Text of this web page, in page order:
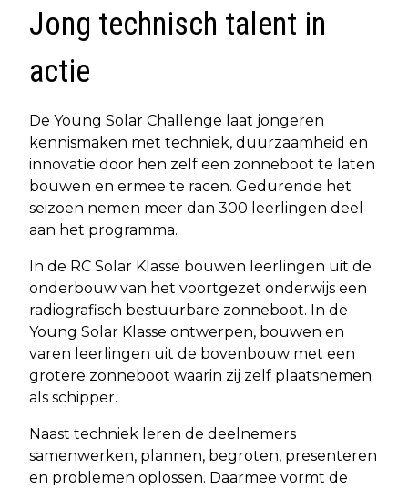
Jong technisch talent in
actie
De Young Solar Challenge laat jongeren
kennismaken met techniek, duurzaamheid en
innovatie door hen zelf een zonneboot te laten
bouwen en ermee te racen. Gedurende het
seizoen nemen meer dan 300 leerlingen deel
aan het programma.
In de RC Solar Klasse bouwen leerlingen uit de
onderbouw van het voortgezet onderwijs een
radiografisch bestuurbare zonneboot. In de
Young Solar Klasse ontwerpen, bouwen en
varen leerlingen uit de bovenbouw met een
grotere zonneboot waarin zij zelf plaatsnemen
als schipper.
Naast techniek leren de deelnemers
samenwerken, plannen, begroten, presenteren
en problemen oplossen. Daarmee vormt de